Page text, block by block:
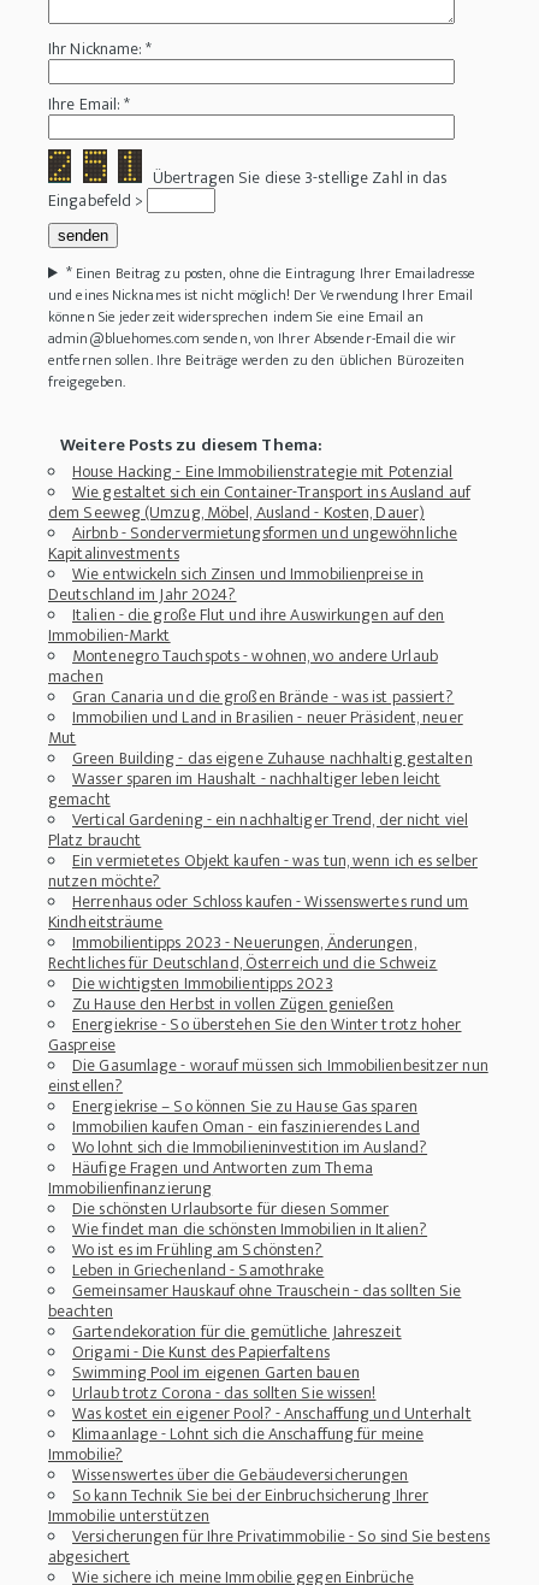
Ihr Nickname: *
Ihre Email: *
Übertragen Sie diese 3-stellige Zahl in das
Eingabefeld >
* Einen Beitrag zu posten, ohne die Eintragung Ihrer Emailadresse
und eines Nicknames ist nicht möglich! Der Verwendung Ihrer Email
können Sie jederzeit widersprechen indem Sie eine Email an
admin@bluehomes.com senden, von Ihrer Absender-Email die wir
entfernen sollen. Ihre Beiträge werden zu den üblichen Bürozeiten
freigegeben.
Weitere Posts zu diesem Thema:
House Hacking - Eine Immobilienstrategie mit Potenzial
Wie gestaltet sich ein Container-Transport ins Ausland auf
dem Seeweg (Umzug, Möbel, Ausland - Kosten, Dauer)
Airbnb - Sondervermietungsformen und ungewöhnliche
Kapitalinvestments
Wie entwickeln sich Zinsen und Immobilienpreise in
Deutschland im Jahr 2024?
Italien - die große Flut und ihre Auswirkungen auf den
Immobilien-Markt
Montenegro Tauchspots - wohnen, wo andere Urlaub
machen
Gran Canaria und die großen Brände - was ist passiert?
Immobilien und Land in Brasilien - neuer Präsident, neuer
Mut
Green Building - das eigene Zuhause nachhaltig gestalten
Wasser sparen im Haushalt - nachhaltiger leben leicht
gemacht
Vertical Gardening - ein nachhaltiger Trend, der nicht viel
Platz braucht
Ein vermietetes Objekt kaufen - was tun, wenn ich es selber
nutzen möchte?
Herrenhaus oder Schloss kaufen - Wissenswertes rund um
Kindheitsträume
Immobilientipps 2023 - Neuerungen, Änderungen,
Rechtliches für Deutschland, Österreich und die Schweiz
Die wichtigsten Immobilientipps 2023
Zu Hause den Herbst in vollen Zügen genießen
Energiekrise - So überstehen Sie den Winter trotz hoher
Gaspreise
Die Gasumlage - worauf müssen sich Immobilienbesitzer nun
einstellen?
Energiekrise – So können Sie zu Hause Gas sparen
Immobilien kaufen Oman - ein faszinierendes Land
Wo lohnt sich die Immobilieninvestition im Ausland?
Häufige Fragen und Antworten zum Thema
Immobilienfinanzierung
Die schönsten Urlaubsorte für diesen Sommer
Wie findet man die schönsten Immobilien in Italien?
Wo ist es im Frühling am Schönsten?
Leben in Griechenland - Samothrake
Gemeinsamer Hauskauf ohne Trauschein - das sollten Sie
beachten
Gartendekoration für die gemütliche Jahreszeit
Origami - Die Kunst des Papierfaltens
Swimming Pool im eigenen Garten bauen
Urlaub trotz Corona - das sollten Sie wissen!
Was kostet ein eigener Pool? - Anschaffung und Unterhalt
Klimaanlage - Lohnt sich die Anschaffung für meine
Immobilie?
Wissenswertes über die Gebäudeversicherungen
So kann Technik Sie bei der Einbruchsicherung Ihrer
Immobilie unterstützen
Versicherungen für Ihre Privatimmobilie - So sind Sie bestens
abgesichert
Wie sichere ich meine Immobilie gegen Einbrüche